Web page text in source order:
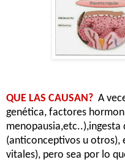
QUE LAS CAUSAN? A
genética, factores
(anticonceptivos u otros),
vitales), pero sea por lo